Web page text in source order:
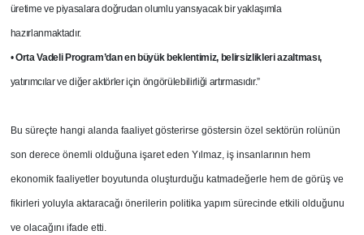
üretime ve piyasalara doğrudan olumlu yansıyacak bir yaklaşımla
hazırlanmaktadır.
•Orta Vadeli Program’dan en büyük beklentimiz, belirsizlikleri azaltması,
yatırımcılar ve diğer aktörler için öngörülebilirliği artırmasıdır.”
Bu süreçte hangi alanda faaliyet gösterirse göstersin özel sektörün rolünün
son derece önemli olduğuna işaret eden Yılmaz, iş insanlarının hem
ekonomik faaliyetler boyutunda oluşturduğu katmadeğerle hem de görüş ve
fikirleri yoluyla aktaracağı önerilerin politika yapım sürecinde etkili olduğunu
ve olacağını ifade etti.